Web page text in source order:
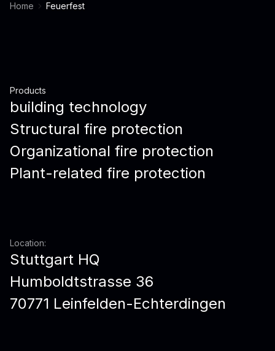
Home Feuerfest
Products
building technology
Structural fire protection
Organizational fire protection
Plant-related fire protection
Location:
Stuttgart HQ
Humboldtstrasse 36
70771 Leinfelden-Echterdingen